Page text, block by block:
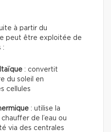
à partir du
peut être exploitée de
:
: convertit
du soleil en
cellules
: utilise la
de l’eau ou
via des centrales